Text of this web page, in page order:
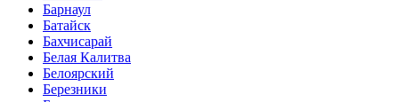
Барнаул
Батайск
Бахчисарай
Белая Калитва
Белоярский
Березники